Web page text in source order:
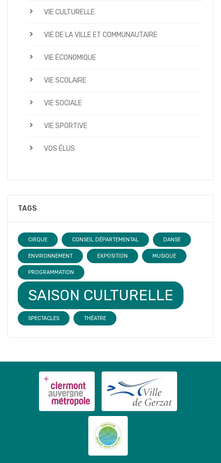
VIE CULTURELLE
VIE DE LA VILLE ET COMMUNAUTAIRE
VIE ÉCONOMIQUE
VIE SCOLAIRE
VIE SOCIALE
VIE SPORTIVE
VOS ÉLUS
TAGS
CIRQUE CONSEIL DÉPARTEMENTAL DANSE
ENVIRONNEMENT EXPOSITION MUSIQUE
PROGRAMMATION
SAISON CULTURELLE
SPECTACLES THÉATRE